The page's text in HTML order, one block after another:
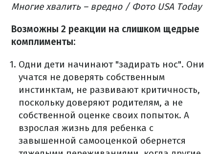
Многие хвалить – вредно / Фото USA Today
Возможны 2 реакции на слишком щедрые
комплименты:
Одни дети начинают "задирать нос". Они
учатся не доверять собственным
инстинктам, не развивают критичность,
поскольку доверяют родителям, а не
собственной оценке своих попыток. А
взрослая жизнь для ребенка с
завышенной самооценкой обернется